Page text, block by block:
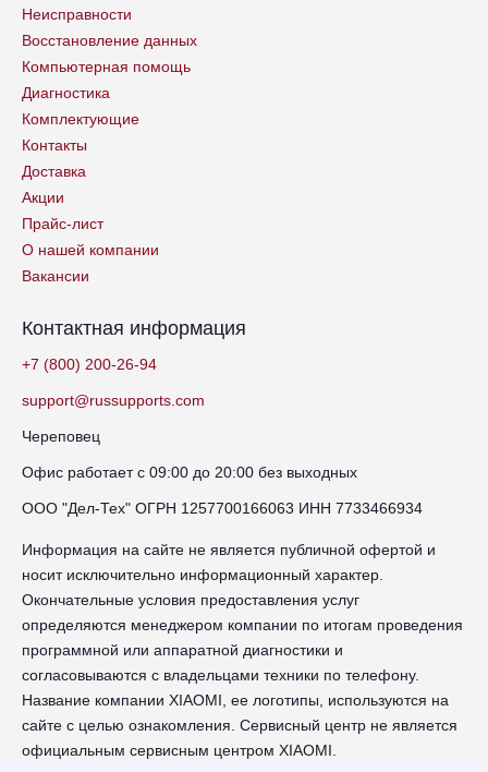
Неисправности
Восстановление данных
Компьютерная помощь
Диагностика
Комплектующие
Контакты
Доставка
Акции
Прайс-лист
О нашей компании
Вакансии
Контактная информация
+7 (800) 200-26-94
support@russupports.com
Череповец
Офис работает с 09:00 до 20:00 без выходных
ООО "Дел-Тех" ОГРН 1257700166063 ИНН 7733466934
Информация на сайте не является публичной офертой и
носит исключительно информационный характер.
Окончательные условия предоставления услуг
определяются менеджером компании по итогам проведения
программной или аппаратной диагностики и
согласовываются с владельцами техники по телефону.
Название компании XIAOMI, ее логотипы, используются на
сайте с целью ознакомления. Сервисный центр не является
официальным сервисным центром XIAOMI.